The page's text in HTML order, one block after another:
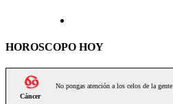
HOROSCOPO HOY